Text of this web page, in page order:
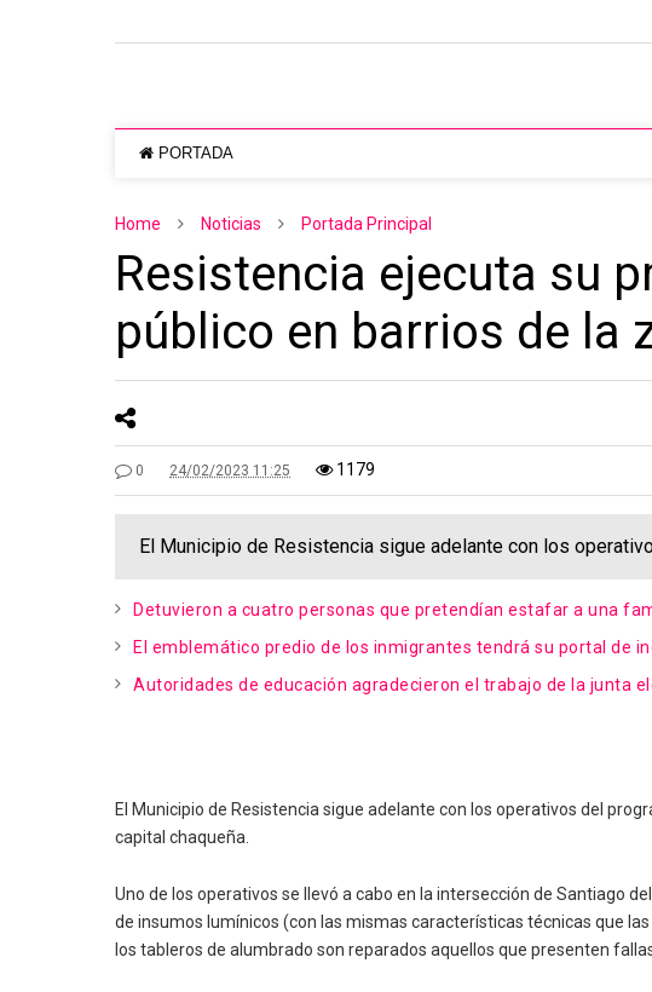
PORTADA
Home Noticias Portada Principal
Resistencia ejecuta su
público en barrios de la
0 24/02/2023 11:25 1179
El Municipio de Resistencia sigue adelante con los
Detuvieron a cuatro personas que pretendían estafar a una
El emblemático predio de los inmigrantes tendrá su portal de
Autoridades de educación agradecieron el trabajo de la junta
El Municipio de Resistencia sigue adelante con los operativos del
capital chaqueña.
Uno de los operativos se llevó a cabo en la intersección de Santiago
de insumos lumínicos (con las mismas características técnicas que
los tableros de alumbrado son reparados aquellos que presenten